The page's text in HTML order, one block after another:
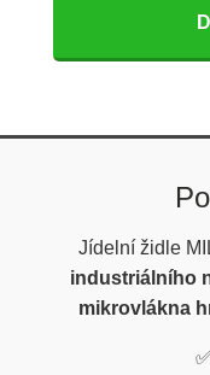
Jídelní židle
industriálního
mikrovlákna
✅